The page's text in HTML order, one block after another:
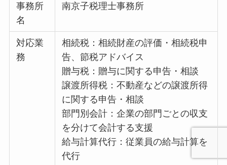
事務所
名
南京子税理士事務所
対応業
務
相続税：相続財産の評価・相続税申
告、節税アドバイス
贈与税：贈与に関する申告・相談
譲渡所得税：不動産などの譲渡所得
に関する申告・相談
部門別会計：企業の部門ごとの収支
を分けて会計する支援
給与計算代行：従業員の給与計算を
代行